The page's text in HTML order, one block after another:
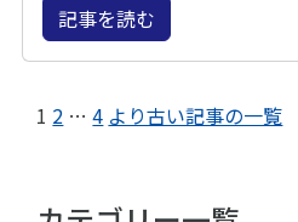
記事を読む
1 2 … 4 より古い記事の一覧